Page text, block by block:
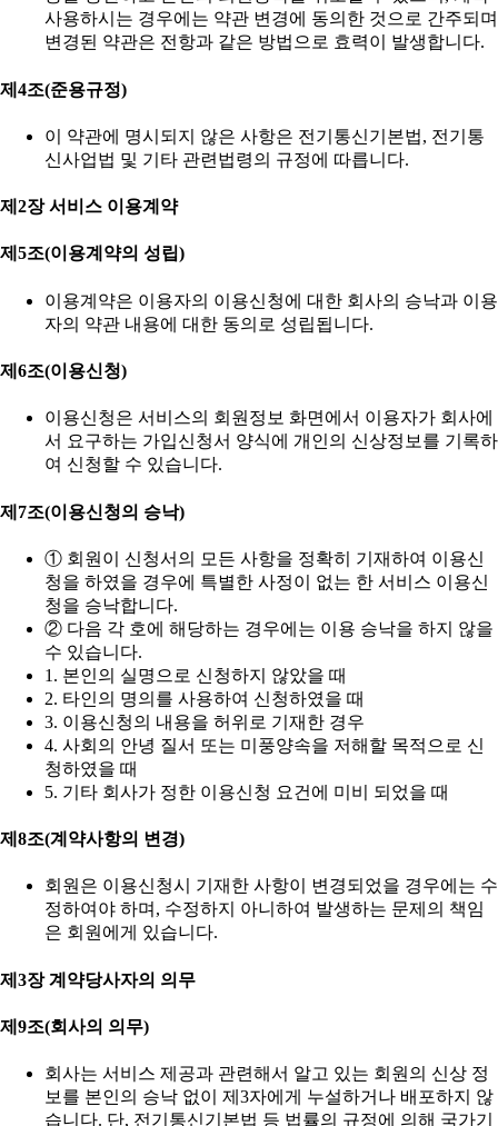
사용하시는 경우에는 약관 변경에 동의한 것으로 간주되며
변경된 약관은 전항과 같은 방법으로 효력이 발생합니다.
제4조(준용규정)
이 약관에 명시되지 않은 사항은 전기통신기본법, 전기통
신사업법 및 기타 관련법령의 규정에 따릅니다.
제2장 서비스 이용계약
제5조(이용계약의 성립)
이용계약은 이용자의 이용신청에 대한 회사의 승낙과 이용
자의 약관 내용에 대한 동의로 성립됩니다.
제6조(이용신청)
이용신청은 서비스의 회원정보 화면에서 이용자가 회사에
서 요구하는 가입신청서 양식에 개인의 신상정보를 기록하
여 신청할 수 있습니다.
제7조(이용신청의 승낙)
① 회원이 신청서의 모든 사항을 정확히 기재하여 이용신
청을 하였을 경우에 특별한 사정이 없는 한 서비스 이용신
청을 승낙합니다.
② 다음 각 호에 해당하는 경우에는 이용 승낙을 하지 않을
수 있습니다.
1. 본인의 실명으로 신청하지 않았을 때
2. 타인의 명의를 사용하여 신청하였을 때
3. 이용신청의 내용을 허위로 기재한 경우
4. 사회의 안녕 질서 또는 미풍양속을 저해할 목적으로 신
청하였을 때
5. 기타 회사가 정한 이용신청 요건에 미비 되었을 때
제8조(계약사항의 변경)
회원은 이용신청시 기재한 사항이 변경되었을 경우에는 수
정하여야 하며, 수정하지 아니하여 발생하는 문제의 책임
은 회원에게 있습니다.
제3장 계약당사자의 의무
제9조(회사의 의무)
회사는 서비스 제공과 관련해서 알고 있는 회원의 신상 정
보를 본인의 승낙 없이 제3자에게 누설하거나 배포하지 않
습니다. 단, 전기통신기본법 등 법률의 규정에 의해 국가기